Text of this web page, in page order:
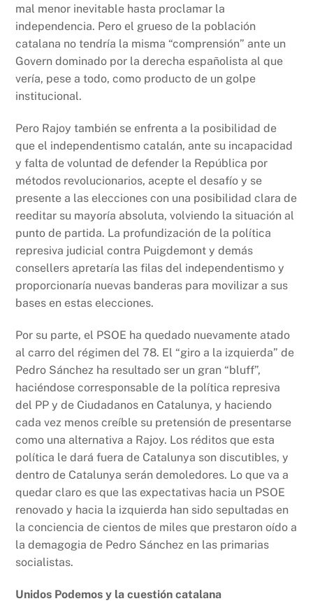
mal menor inevitable hasta proclamar la
independencia. Pero el grueso de la población
catalana no tendría la misma “comprensión” ante un
Govern dominado por la derecha españolista al que
vería, pese a todo, como producto de un golpe
institucional.
Pero Rajoy también se enfrenta a la posibilidad de
que el independentismo catalán, ante su incapacidad
y falta de voluntad de defender la República por
métodos revolucionarios, acepte el desafío y se
presente a las elecciones con una posibilidad clara de
reeditar su mayoría absoluta, volviendo la situación al
punto de partida. La profundización de la política
represiva judicial contra Puigdemont y demás
consellers apretaría las filas del independentismo y
proporcionaría nuevas banderas para movilizar a sus
bases en estas elecciones.
Por su parte, el PSOE ha quedado nuevamente atado
al carro del régimen del 78. El “giro a la izquierda” de
Pedro Sánchez ha resultado ser un gran “bluff”,
haciéndose corresponsable de la política represiva
del PP y de Ciudadanos en Catalunya, y haciendo
cada vez menos creíble su pretensión de presentarse
como una alternativa a Rajoy. Los réditos que esta
política le dará fuera de Catalunya son discutibles, y
dentro de Catalunya serán demoledores. Lo que va a
quedar claro es que las expectativas hacia un PSOE
renovado y hacia la izquierda han sido sepultadas en
la conciencia de cientos de miles que prestaron oído a
la demagogia de Pedro Sánchez en las primarias
socialistas.
Unidos Podemos y la cuestión catalana